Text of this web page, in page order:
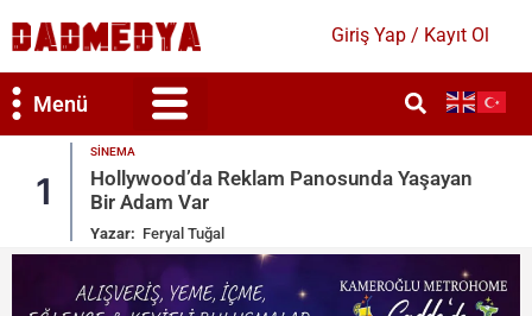
Giriş Yap / Kayıt Ol
Menü
Yaşayan 2
Kate Beckinsale’e Acımasız